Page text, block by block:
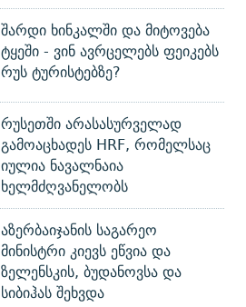
შარდი ხინკალში და მიტოვება
ტყეში - ვინ ავრცელებს ფეიკებს
რუს ტურისტებზე?
რუსეთში არასასურველად
გამოაცხადეს HRF, რომელსაც
იულია ნავალნაია
ხელმძღვანელობს
აზერბაიჯანის საგარეო
მინისტრი კიევს ეწვია და
ზელენსკის, ბუდანოვსა და
სიბიჰას შეხვდა